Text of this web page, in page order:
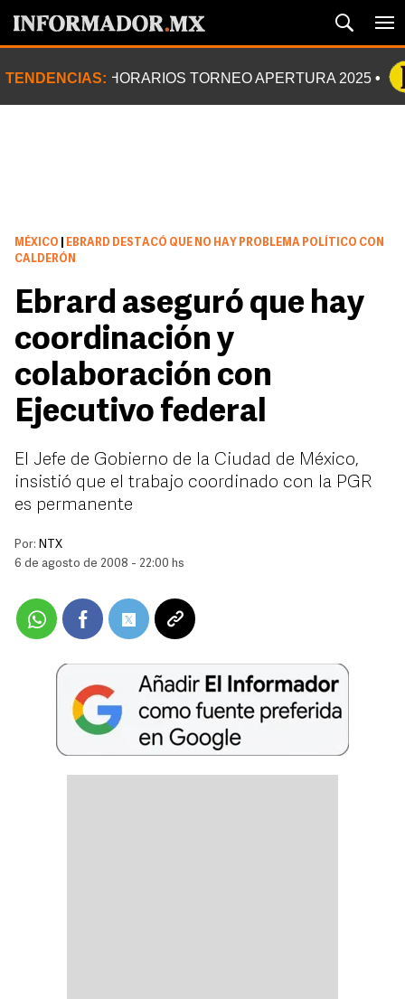
TENDENCIAS: HORARIOS TORNEO APERTURA 2025
MÉXICO
EBRARD DESTACÓ QUE NO HAY PROBLEMA POLÍTICO CON
CALDERÓN
Ebrard aseguró que hay
coordinación y
colaboración con
Ejecutivo federal
El Jefe de Gobierno de la Ciudad de México,
insistió que el trabajo coordinado con la PGR
es permanente
Por: NTX
6 de agosto de 2008 - 22:00 hs